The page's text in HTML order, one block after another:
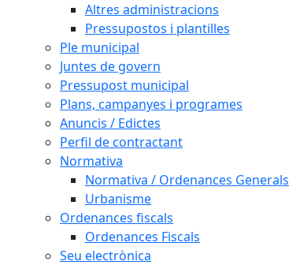
Altres administracions
Pressupostos i plantilles
Ple municipal
Juntes de govern
Pressupost municipal
Plans, campanyes i programes
Anuncis / Edictes
Perfil de contractant
Normativa
Normativa / Ordenances Generals
Urbanisme
Ordenances fiscals
Ordenances Fiscals
Seu electrònica